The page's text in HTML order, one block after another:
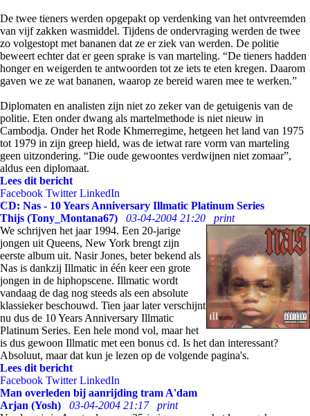
De twee tieners werden opgepakt op verdenking van het ontvreemden
van vijf zakken wasmiddel. Tijdens de ondervraging werden de twee
zo volgestopt met bananen dat ze er ziek van werden. De politie
beweert echter dat er geen sprake is van marteling. “De tieners hadden
honger en weigerden te antwoorden tot ze iets te eten kregen. Daarom
gaven we ze wat bananen, waarop ze bereid waren mee te werken.”
Diplomaten en analisten zijn niet zo zeker van de getuigenis van de
politie. Eten onder dwang als martelmethode is niet nieuw in
Cambodja. Onder het Rode Khmerregime, hetgeen het land van 1975
tot 1979 in zijn greep hield, was de ietwat rare vorm van marteling
geen uitzondering. “Die oude gewoontes verdwijnen niet zomaar”,
aldus een diplomaat.
Lees dit bericht
Facebook Twitter LinkedIn
CD: Nas - 10 Years Anniversary Illmatic Platinum Series
Thijs (Tony_Montana67)
03-04-2004 21:20
print
We schrijven het jaar 1994. Een 20-jarige
jongen uit Queens, New York brengt zijn
eerste album uit. Nasir Jones, beter bekend als
Nas is dankzij Illmatic in één keer een grote
jongen in de hiphopscene. Illmatic wordt
vandaag de dag nog steeds als een absolute
klassieker beschouwd. Tien jaar later verschijnt
nu dus de 10 Years Anniversary Illmatic
Platinum Series. Een hele mond vol, maar het
is dus gewoon Illmatic met een bonus cd. Is het dan interessant?
Absoluut, maar dat kun je lezen op de volgende pagina's.
Lees dit bericht
Facebook Twitter LinkedIn
Man overleden bij aanrijding tram A'dam
Arjan (Yosh)
03-04-2004 21:17
print